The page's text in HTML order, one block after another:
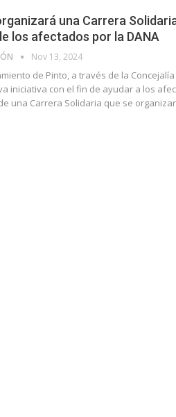
una Carrera
los afectados por la DANA
Nov 13, 2024
de Pinto, a través de la
iniciativa con el fin de ayudar a los
una Carrera Solidaria que se